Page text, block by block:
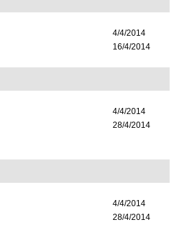
4/4/2014
16/4/2014
4/4/2014
28/4/2014
4/4/2014
28/4/2014